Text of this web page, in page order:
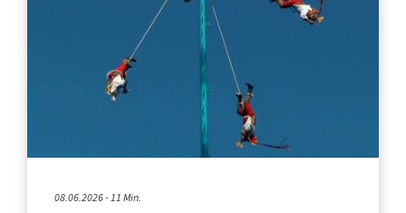
08.06.2026 - 11 Min.